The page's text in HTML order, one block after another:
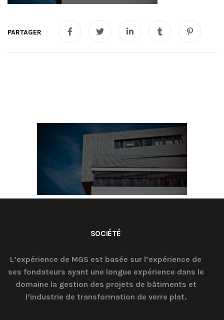
SOCIÉTÉ
L’expérience de MGS est basée sur l’expérience de
ses fondateurs ayant une longue expérience dans le
domaine la gestion des projets de bâtiments et
l’industrie de transformation de verre plat.